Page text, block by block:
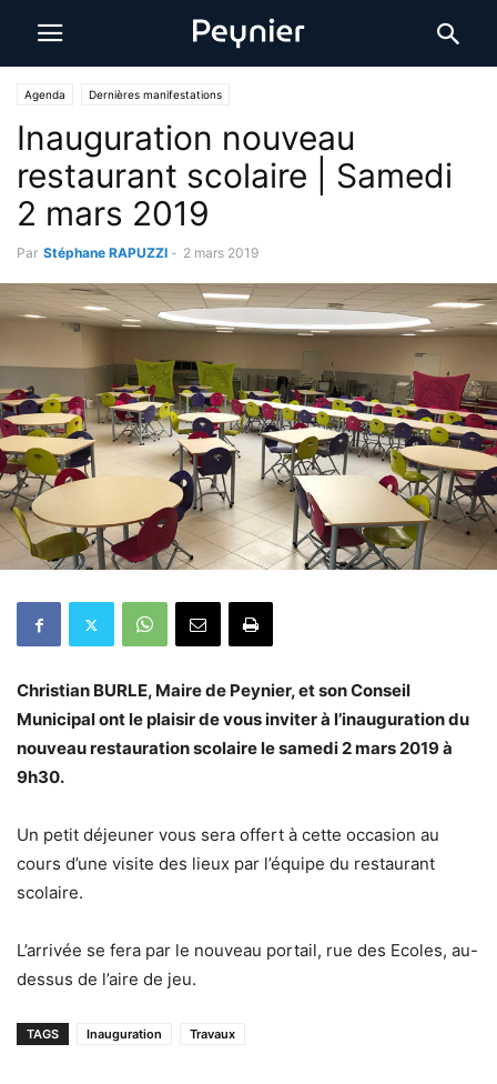
Agenda Dernières manifestations
Inauguration nouveau
restaurant scolaire | Samedi
2 mars 2019
Par Stéphane RAPUZZI - 2 mars 2019
Christian BURLE, Maire de Peynier, et son Conseil
Municipal ont le plaisir de vous inviter à l’inauguration du
nouveau restauration scolaire le samedi 2 mars 2019 à
9h30.
Un petit déjeuner vous sera offert à cette occasion au
cours d’une visite des lieux par l’équipe du restaurant
scolaire.
L’arrivée se fera par le nouveau portail, rue des Ecoles, au-
dessus de l’aire de jeu.
TAGS Inauguration Travaux